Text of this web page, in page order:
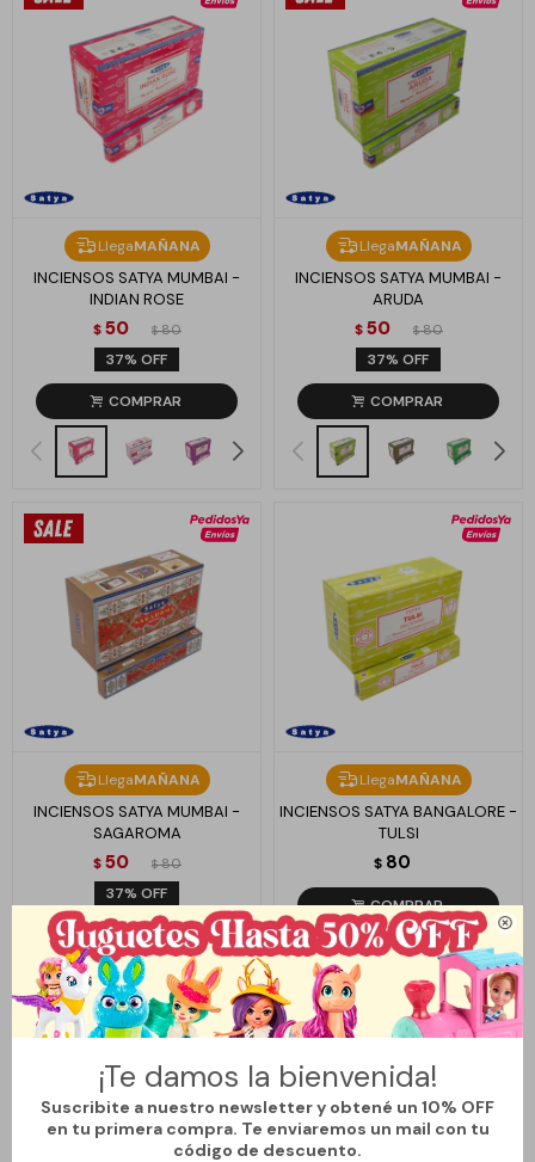

¡Te damos la bienvenida!
Suscribite a nuestro newsletter y obtené un 10% OFF
en tu primera compra. Te enviaremos un mail con tu
código de descuento.
LlegaMAÑANA
INCIENSOS SATYA MUMBAI -
INDIAN ROSE
$ 50 $ 80
37
LlegaMAÑANA
INCIENSOS SATYA MUMBAI -
ARUDA
$ 50 $ 80
37
LlegaMAÑANA
INCIENSOS SATYA MUMBAI -
SAGAROMA
$ 50 $ 80
37
LlegaMAÑANA
INCIENSOS SATYA BANGALORE -
TULSI
$ 80